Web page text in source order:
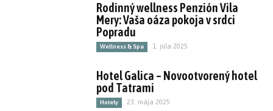
Rodinný wellness Penzión Vila
Mery: Vaša oáza pokoja v srdci
Popradu
Wellness & Spa 1. júla 2025
Hotel Galica – Novootvorený hotel
pod Tatrami
Hotely 23. mája 2025